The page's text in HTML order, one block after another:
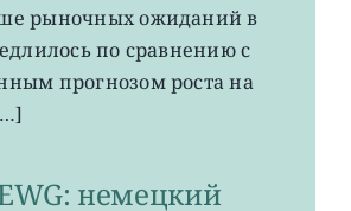
до
0,2%
рыночных ожиданий в
по сравнению с
прогнозом роста на
немецкий